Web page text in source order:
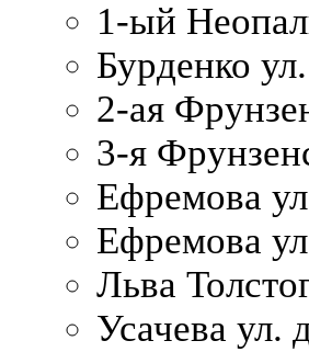
1-ый
Бурденко
2-ая
3-я
Ефремова
Ефремова
Льва
Усачева ул.